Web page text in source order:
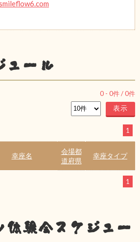
ュール
0 - 0件 /0件
1
幸座名
会場都
道府県
幸座タイプ
1
体験会スケジュー